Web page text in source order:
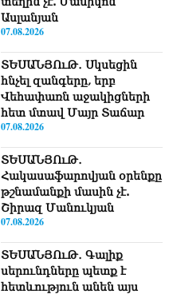
Ասլանյան
07.08.2026
ՏԵՍԱՆՅՈւԹ․ Սկսեցին
հնչել զանգերը, երբ
Վեհափառն աջակիցների
հետ մտավ Մայր Տաճար
07.08.2026
ՏԵՍԱՆՅՈւԹ․
Հակասաֆարովյան օրենքը
թշնամանքի մասին չէ.
Շիրազ Մանուկյան
07.08.2026
ՏԵՍԱՆՅՈւԹ․ Գալիք
սերունդները պետք է
հետևություն անեն այս